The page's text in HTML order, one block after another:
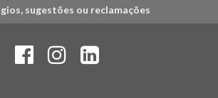
sugestões ou reclamações